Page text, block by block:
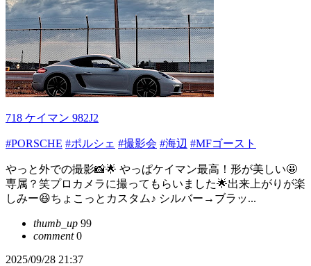
718 ケイマン 982J2
#PORSCHE #ポルシェ #撮影会 #海辺 #MFゴースト
やっと外での撮影📸🌟 やっぱケイマン最高！形が美しい🤩
専属？笑プロカメラに撮ってもらいました🌟出来上がりが楽
しみー😆ちょこっとカスタム♪ シルバー→ブラッ...
thumb_up 99
comment0
2025/09/28 21:37